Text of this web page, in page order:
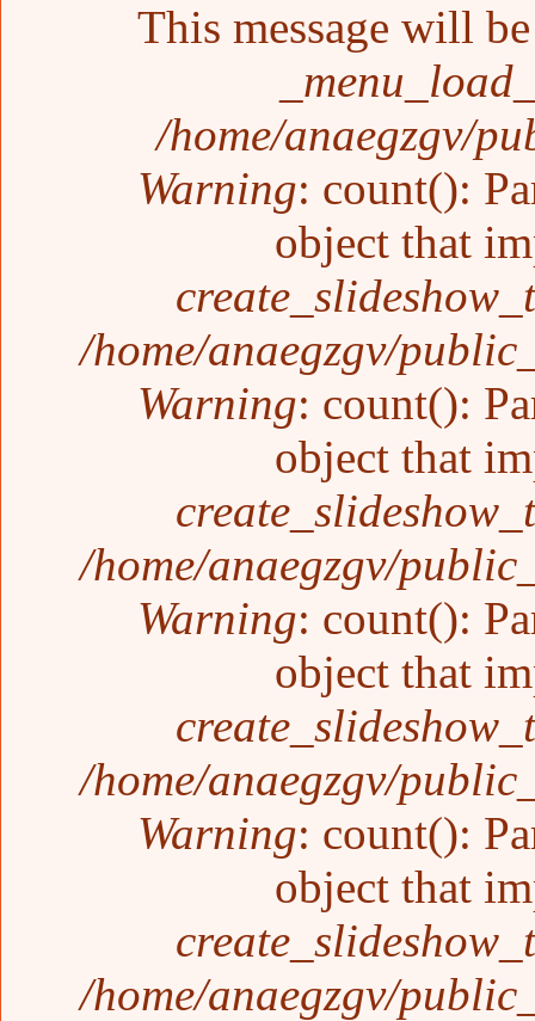
This message will
/home/anaegzgv/
Warning: count():
object that
/home/anaegzgv/
Warning: count():
object that
/home/anaegzgv/
Warning: count():
object that
/home/anaegzgv/
Warning: count():
object that
/home/anaegzgv/